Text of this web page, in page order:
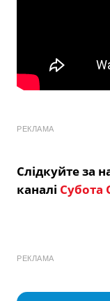
РЕКЛАМА
Слідкуйте за
каналі Субота
РЕКЛАМА